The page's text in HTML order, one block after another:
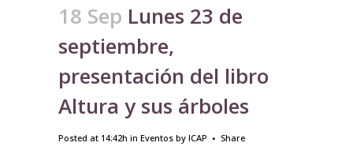
18 Sep Lunes 23 de
septiembre,
presentación del libro
Altura y sus árboles
Posted at 14:42h in Eventos by ICAP Share